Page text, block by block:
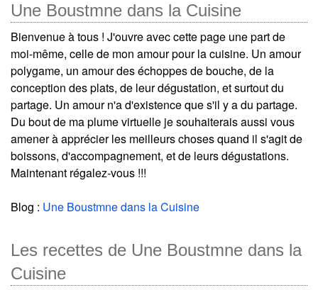
Une Boustmne dans la Cuisine
Bienvenue à tous ! J'ouvre avec cette page une part de
moi-même, celle de mon amour pour la cuisine. Un amour
polygame, un amour des échoppes de bouche, de la
conception des plats, de leur dégustation, et surtout du
partage. Un amour n'a d'existence que s'il y a du partage.
Du bout de ma plume virtuelle je souhaiterais aussi vous
amener à apprécier les meilleurs choses quand il s'agit de
boissons, d'accompagnement, et de leurs dégustations.
Maintenant régalez-vous !!!
Blog : Une Boustmne dans la Cuisine
Les recettes de Une Boustmne dans la
Cuisine